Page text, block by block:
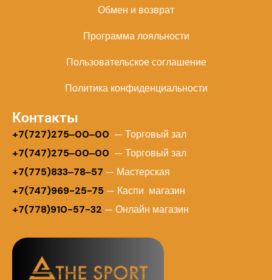
Обмен и возврат
Программа лояльности
Пользовательское соглашение
Политика конфиденциальности
Контакты
+7(727)275‒00‒00 — Торговый зал
+7(747)275‒00‒00 — Торговый зал
+7(775)833‒78‒57 — Мастерская
+7(747)969-25-75 — Каспи магазин
+7(778)910-57-32 — Онлайн магазин